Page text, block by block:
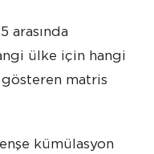
arasında
ülke için hangi
gösteren matris
kümülasyon